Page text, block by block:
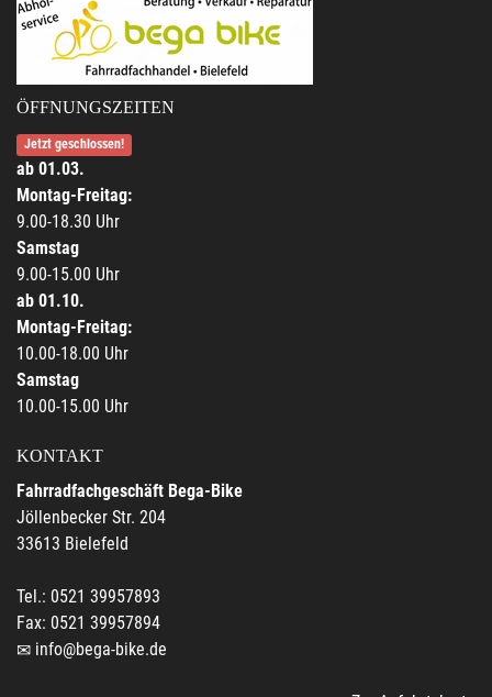
ÖFFNUNGSZEITEN
Jetzt geschlossen!
ab 01.03.
Montag-Freitag:
9.00-18.30 Uhr
Samstag
9.00-15.00 Uhr
ab 01.10.
Montag-Freitag:
10.00-18.00 Uhr
Samstag
10.00-15.00 Uhr
KONTAKT
Fahrradfachgeschäft Bega-Bike
Jöllenbecker Str. 204
33613 Bielefeld
Tel.: 0521 39957893
Fax: 0521 39957894
info@bega-bike.de